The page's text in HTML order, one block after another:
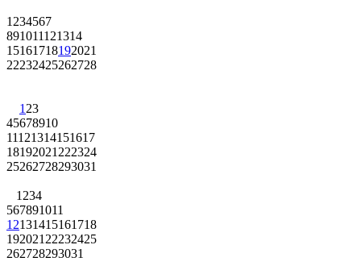
1 234567
891011121314
15161718192021
22232425262728
1 23
45678910
11121314151617
18192021 222324
25262728293031
1 234
567891011
12131415161718
192021 22232425
262728293031